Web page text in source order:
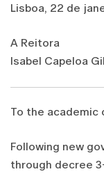
Lisboa, 22 de
A Reitora
Isabel Capeloa Gil
To the academic
Following new
through decree